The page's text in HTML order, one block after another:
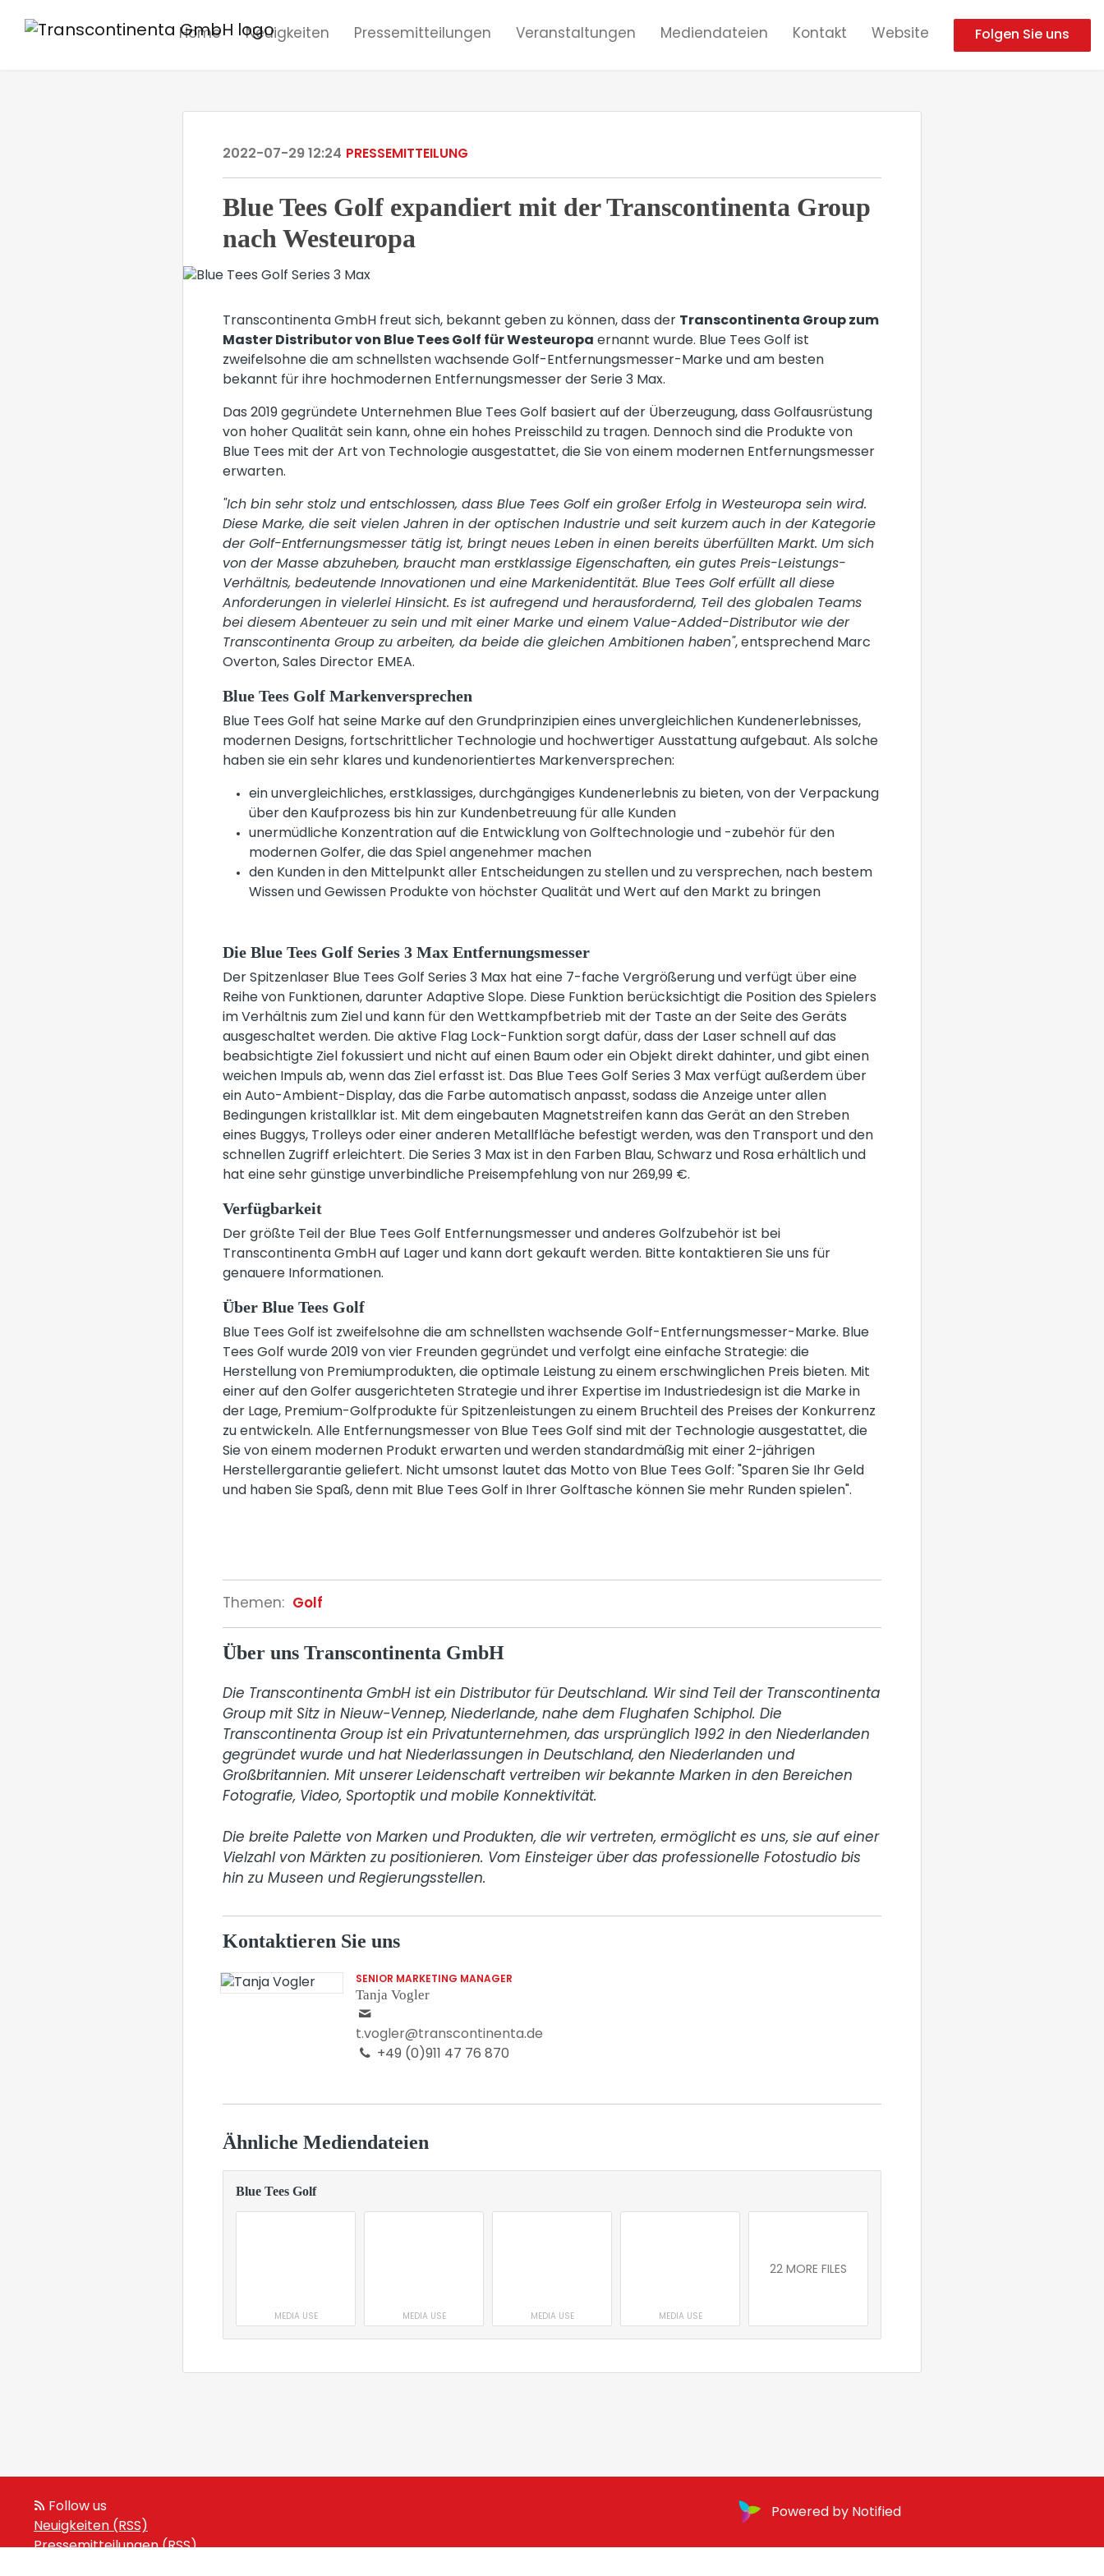
Home Neuigkeiten Pressemitteilungen Veranstaltungen Mediendateien Kontakt Website Folgen Sie uns
2022-07-29 12:24 PRESSEMITTEILUNG
Blue Tees Golf expandiert mit der Transcontinenta Group
nach Westeuropa
Transcontinenta GmbH freut sich, bekannt geben zu können, dass der Transcontinenta Group zum
Master Distributor von Blue Tees Golf für Westeuropa ernannt wurde. Blue Tees Golf ist
zweifelsohne die am schnellsten wachsende Golf-Entfernungsmesser-Marke und am besten
bekannt für ihre hochmodernen Entfernungsmesser der Serie 3 Max.
Das 2019 gegründete Unternehmen Blue Tees Golf basiert auf der Überzeugung, dass Golfausrüstung
von hoher Qualität sein kann, ohne ein hohes Preisschild zu tragen. Dennoch sind die Produkte von
Blue Tees mit der Art von Technologie ausgestattet, die Sie von einem modernen Entfernungsmesser
erwarten.
"Ich bin sehr stolz und entschlossen, dass Blue Tees Golf ein großer Erfolg in Westeuropa sein wird.
Diese Marke, die seit vielen Jahren in der optischen Industrie und seit kurzem auch in der Kategorie
der Golf-Entfernungsmesser tätig ist, bringt neues Leben in einen bereits überfüllten Markt. Um sich
von der Masse abzuheben, braucht man erstklassige Eigenschaften, ein gutes Preis-Leistungs-
Verhältnis, bedeutende Innovationen und eine Markenidentität. Blue Tees Golf erfüllt all diese
Anforderungen in vielerlei Hinsicht. Es ist aufregend und herausfordernd, Teil des globalen Teams
bei diesem Abenteuer zu sein und mit einer Marke und einem Value-Added-Distributor wie der
Transcontinenta Group zu arbeiten, da beide die gleichen Ambitionen haben" , entsprechend Marc
Overton, Sales Director EMEA.
Blue Tees Golf Markenversprechen
Blue Tees Golf hat seine Marke auf den Grundprinzipien eines unvergleichlichen Kundenerlebnisses,
modernen Designs, fortschrittlicher Technologie und hochwertiger Ausstattung aufgebaut. Als solche
haben sie ein sehr klares und kundenorientiertes Markenversprechen:
ein unvergleichliches, erstklassiges, durchgängiges Kundenerlebnis zu bieten, von der Verpackung
über den Kaufprozess bis hin zur Kundenbetreuung für alle Kunden
unermüdliche Konzentration auf die Entwicklung von Golftechnologie und -zubehör für den
modernen Golfer, die das Spiel angenehmer machen
den Kunden in den Mittelpunkt aller Entscheidungen zu stellen und zu versprechen, nach bestem
Wissen und Gewissen Produkte von höchster Qualität und Wert auf den Markt zu bringen
Die Blue Tees Golf Series 3 Max Entfernungsmesser
Der Spitzenlaser Blue Tees Golf Series 3 Max hat eine 7-fache Vergrößerung und verfügt über eine
Reihe von Funktionen, darunter Adaptive Slope. Diese Funktion berücksichtigt die Position des Spielers
im Verhältnis zum Ziel und kann für den Wettkampfbetrieb mit der Taste an der Seite des Geräts
ausgeschaltet werden. Die aktive Flag Lock-Funktion sorgt dafür, dass der Laser schnell auf das
beabsichtigte Ziel fokussiert und nicht auf einen Baum oder ein Objekt direkt dahinter, und gibt einen
weichen Impuls ab, wenn das Ziel erfasst ist. Das Blue Tees Golf Series 3 Max verfügt außerdem über
ein Auto-Ambient-Display, das die Farbe automatisch anpasst, sodass die Anzeige unter allen
Bedingungen kristallklar ist. Mit dem eingebauten Magnetstreifen kann das Gerät an den Streben
eines Buggys, Trolleys oder einer anderen Metallfläche befestigt werden, was den Transport und den
schnellen Zugriff erleichtert. Die Series 3 Max ist in den Farben Blau, Schwarz und Rosa erhältlich und
hat eine sehr günstige unverbindliche Preisempfehlung von nur 269,99 €.
Verfügbarkeit
Der größte Teil der Blue Tees Golf Entfernungsmesser und anderes Golfzubehör ist bei
Transcontinenta GmbH auf Lager und kann dort gekauft werden. Bitte kontaktieren Sie uns für
genauere Informationen.
Über Blue Tees Golf
Blue Tees Golf ist zweifelsohne die am schnellsten wachsende Golf-Entfernungsmesser-Marke. Blue
Tees Golf wurde 2019 von vier Freunden gegründet und verfolgt eine einfache Strategie: die
Herstellung von Premiumprodukten, die optimale Leistung zu einem erschwinglichen Preis bieten. Mit
einer auf den Golfer ausgerichteten Strategie und ihrer Expertise im Industriedesign ist die Marke in
der Lage, Premium-Golfprodukte für Spitzenleistungen zu einem Bruchteil des Preises der Konkurrenz
zu entwickeln. Alle Entfernungsmesser von Blue Tees Golf sind mit der Technologie ausgestattet, die
Sie von einem modernen Produkt erwarten und werden standardmäßig mit einer 2-jährigen
Herstellergarantie geliefert. Nicht umsonst lautet das Motto von Blue Tees Golf: "Sparen Sie Ihr Geld
und haben Sie Spaß, denn mit Blue Tees Golf in Ihrer Golftasche können Sie mehr Runden spielen".
Themen: Golf
Über uns Transcontinenta GmbH
Die Transcontinenta GmbH ist ein Distributor für Deutschland. Wir sind Teil der Transcontinenta
Group mit Sitz in Nieuw-Vennep, Niederlande, nahe dem Flughafen Schiphol. Die
Transcontinenta Group ist ein Privatunternehmen, das ursprünglich 1992 in den Niederlanden
gegründet wurde und hat Niederlassungen in Deutschland, den Niederlanden und
Großbritannien. Mit unserer Leidenschaft vertreiben wir bekannte Marken in den Bereichen
Fotografie, Video, Sportoptik und mobile Konnektivität.
Die breite Palette von Marken und Produkten, die wir vertreten, ermöglicht es uns, sie auf einer
Vielzahl von Märkten zu positionieren. Vom Einsteiger über das professionelle Fotostudio bis
Kontaktieren Sie uns
SENIOR MARKETING MANAGER
Tanja Vogler
t.vogler@transcontinenta.de
+49 (0)911 47 76 870
Ähnliche Mediendateien
Blue Tees Golf
MEDIA USE MEDIA USE MEDIA USE MEDIA USE
22 MORE FILES
Follow us
Neuigkeiten (RSS)
Pressemitteilungen (RSS)
Powered by Notified